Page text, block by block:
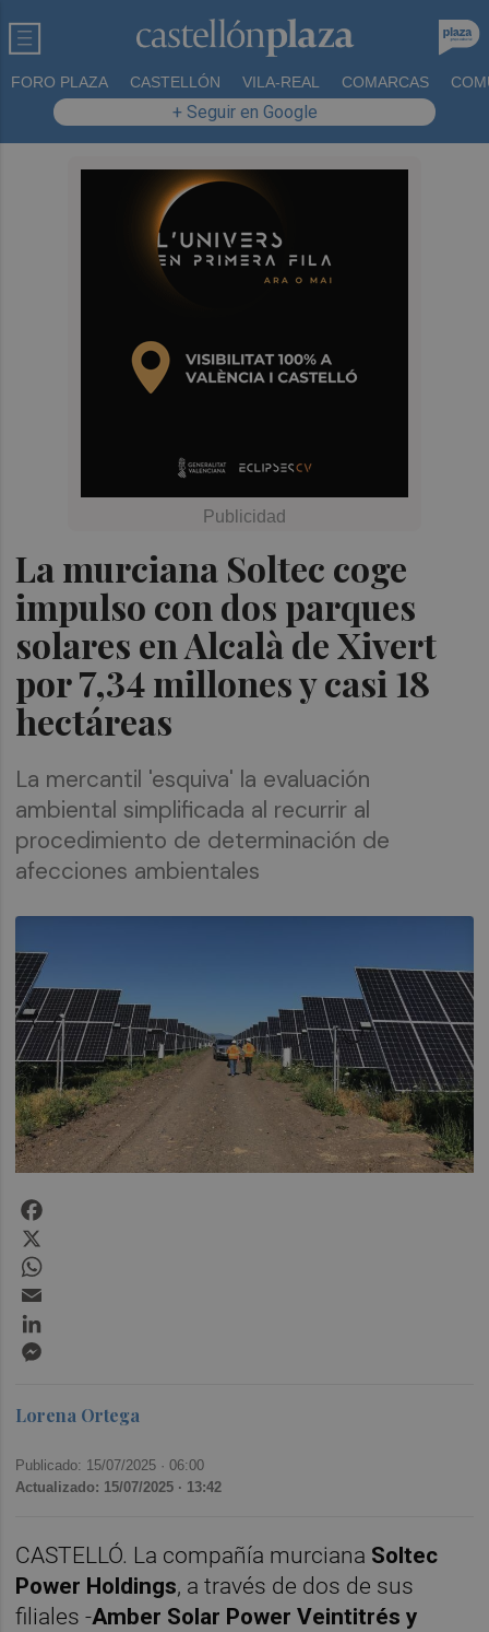
FORO PLAZA CASTELLÓN VILA-REAL COMARCAS
+ Seguir en Google
La murciana Soltec coge
impulso con dos parques
solares en Alcalà de Xivert
por 7,34 millones y casi 18
hectáreas
La mercantil 'esquiva' la evaluación
ambiental simplificada al recurrir al
procedimiento de determinación de
afecciones ambientales
Lorena Ortega
Publicado: 15/07/2025 ·06:00
Actualizado: 15/07/2025 · 13:42
CASTELLÓ. La compañía murciana Soltec
Power Holdings, a través de dos de sus
filiales -Amber Solar Power Veintitrés y